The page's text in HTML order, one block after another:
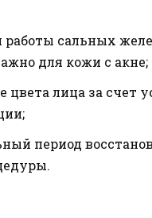
работы сальных
для кожи с акне;
цвета лица за счет
период